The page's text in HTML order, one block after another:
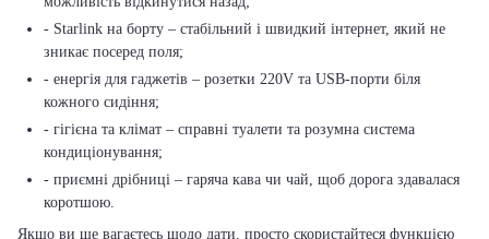
- Starlink на борту – стабільний і швидкий інтернет, який не
зникає посеред поля;
- енергія для гаджетів – розетки 220V та USB-порти біля
кожного сидіння;
- гігієна та клімат – справні туалети та розумна система
кондиціонування;
- приємні дрібниці – гаряча кава чи чай, щоб дорога здавалася
коротшою.
Якщо ви ще вагаєтесь щодо дати, просто скористайтеся функцією